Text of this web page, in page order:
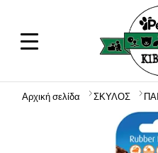
Αρχική σελίδα ΣΚΥΛΟΣ